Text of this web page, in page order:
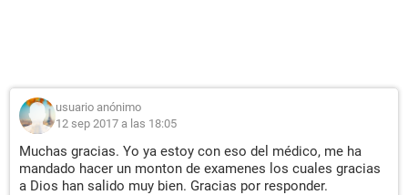
usuario anónimo
12 sep 2017 a las 18:05
Muchas gracias. Yo ya estoy con eso del médico, me ha
mandado hacer un monton de examenes los cuales gracias
a Dios han salido muy bien. Gracias por responder.